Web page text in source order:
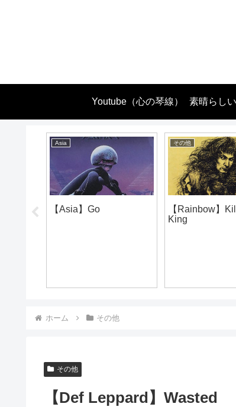
Youtube（心の琴線） 素晴らし
Asia
【Asia】Go
その他
【Rainbow】
King
ホーム その他
その他
【Def Leppard】Wasted